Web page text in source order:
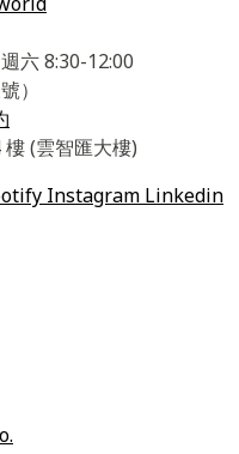
六 8:30-12:00
）
(雲智匯大樓)
Instagram Linkedin